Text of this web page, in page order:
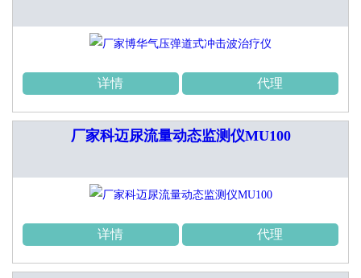
详情 代理
厂家科迈尿流量动态监测仪MU100
详情 代理